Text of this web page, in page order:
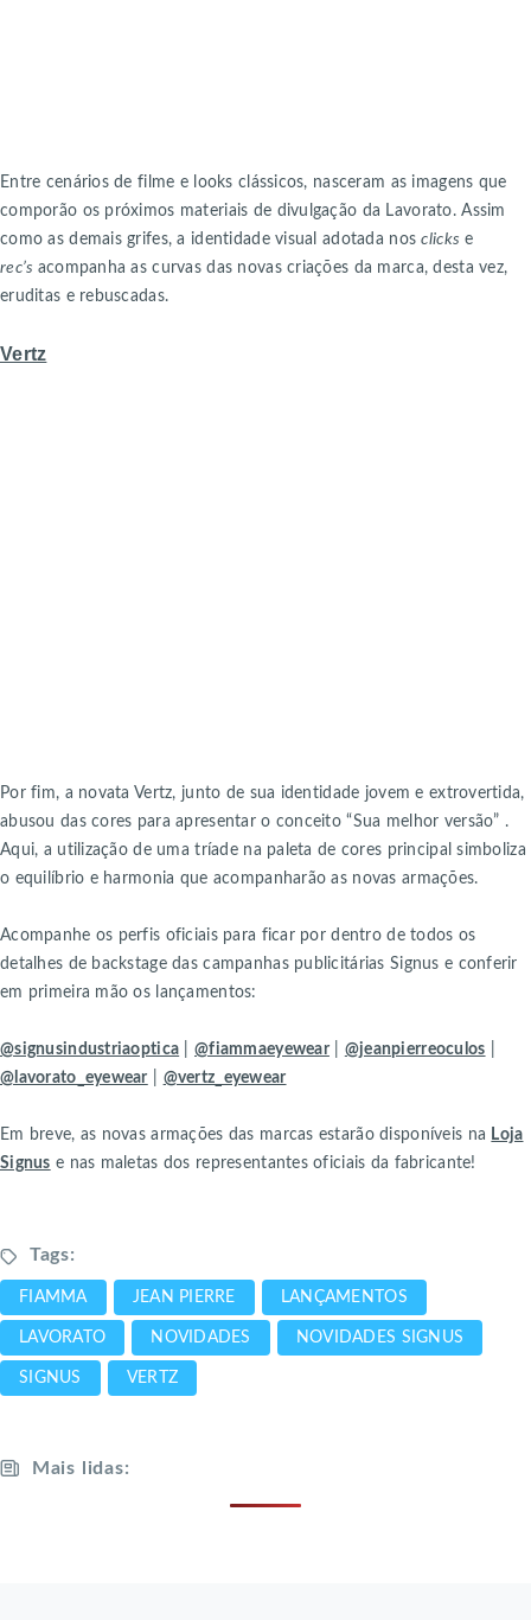
Entre cenários de filme e looks clássicos, nasceram as imagens que
comporão os próximos materiais de divulgação da Lavorato. Assim
como as demais grifes, a identidade visual adotada nosclicks e
rec’s acompanha as curvas das novas criações da marca, desta vez,
eruditas e rebuscadas.
Vertz
Por fim, a novata Vertz, junto de sua identidade jovem e extrovertida,
abusou das cores para apresentar o conceito “Sua melhor versão” .
Aqui, a utilização de uma tríade na paleta de cores principal simboliza
o equilíbrio e harmonia que acompanharão as novas armações.
Acompanhe os perfis oficiais para ficar por dentro de todos os
detalhes de backstage das campanhas publicitárias Signus e conferir
em primeira mão os lançamentos:
@signusindustriaoptica |@fiammaeyewear| @jeanpierreoculos
@lavorato_eyewear
@vertz_eyewear
Em breve, as novas armações das marcas estarão disponíveis na Loja
Signus e nas maletas dos representantes oficiais da fabricante!
Tags:
FIAMMA JEAN PIERRE LANÇAMENTOS
LAVORATO NOVIDADES NOVIDADES SIGNUS
SIGNUS VERTZ
Mais lidas: